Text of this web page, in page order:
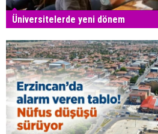
Üniversitelerde yeni dönem